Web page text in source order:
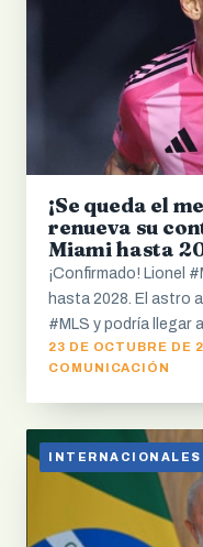
¡Se queda el
renueva su
Miami hasta
¡Confirmado! Lionel
hasta 2028. El astro
#MLS y podría llegar
23 DE OCTUBRE DE
COMUNICACIÓN
INTERNACIONALES